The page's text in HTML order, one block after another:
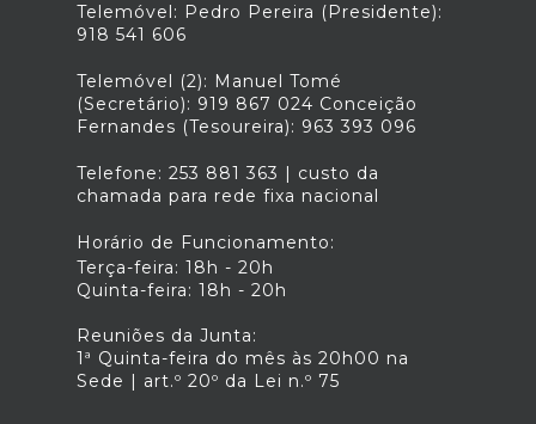
Telemóvel: Pedro Pereira (Presidente):
918 541 606
Telemóvel (2): Manuel Tomé
(Secretário): 919 867 024 Conceição
Fernandes (Tesoureira): 963 393 096
Telefone: 253 881 363 | custo da
chamada para rede fixa nacional
Horário de Funcionamento:
Terça-feira: 18h - 20h
Quinta-feira: 18h - 20h
Reuniões da Junta:
1ª Quinta-feira do mês às 20h00 na
Sede | art.º 20º da Lei n.º 75